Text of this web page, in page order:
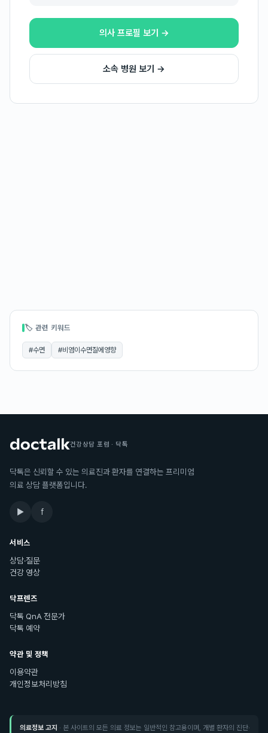
의사 프로필 보기 →
소속 병원 보기 →
🏷 관련 키워드
#수면 #비염이수면질에영향
건강상담 포럼 · 닥톡
닥톡은 신뢰할 수 있는 의료진과 환자를 연결하는 프리미엄
의료 상담 플랫폼입니다.
▶ f
서비스
상담·질문
건강 영상
닥프렌즈
닥톡 QnA 전문가
닥톡 예약
약관 및 정책
이용약관
개인정보처리방침
의료정보 고지 · 본 사이트의 모든 의료 정보는 일반적인 참고용이며, 개별 환자의 진단·